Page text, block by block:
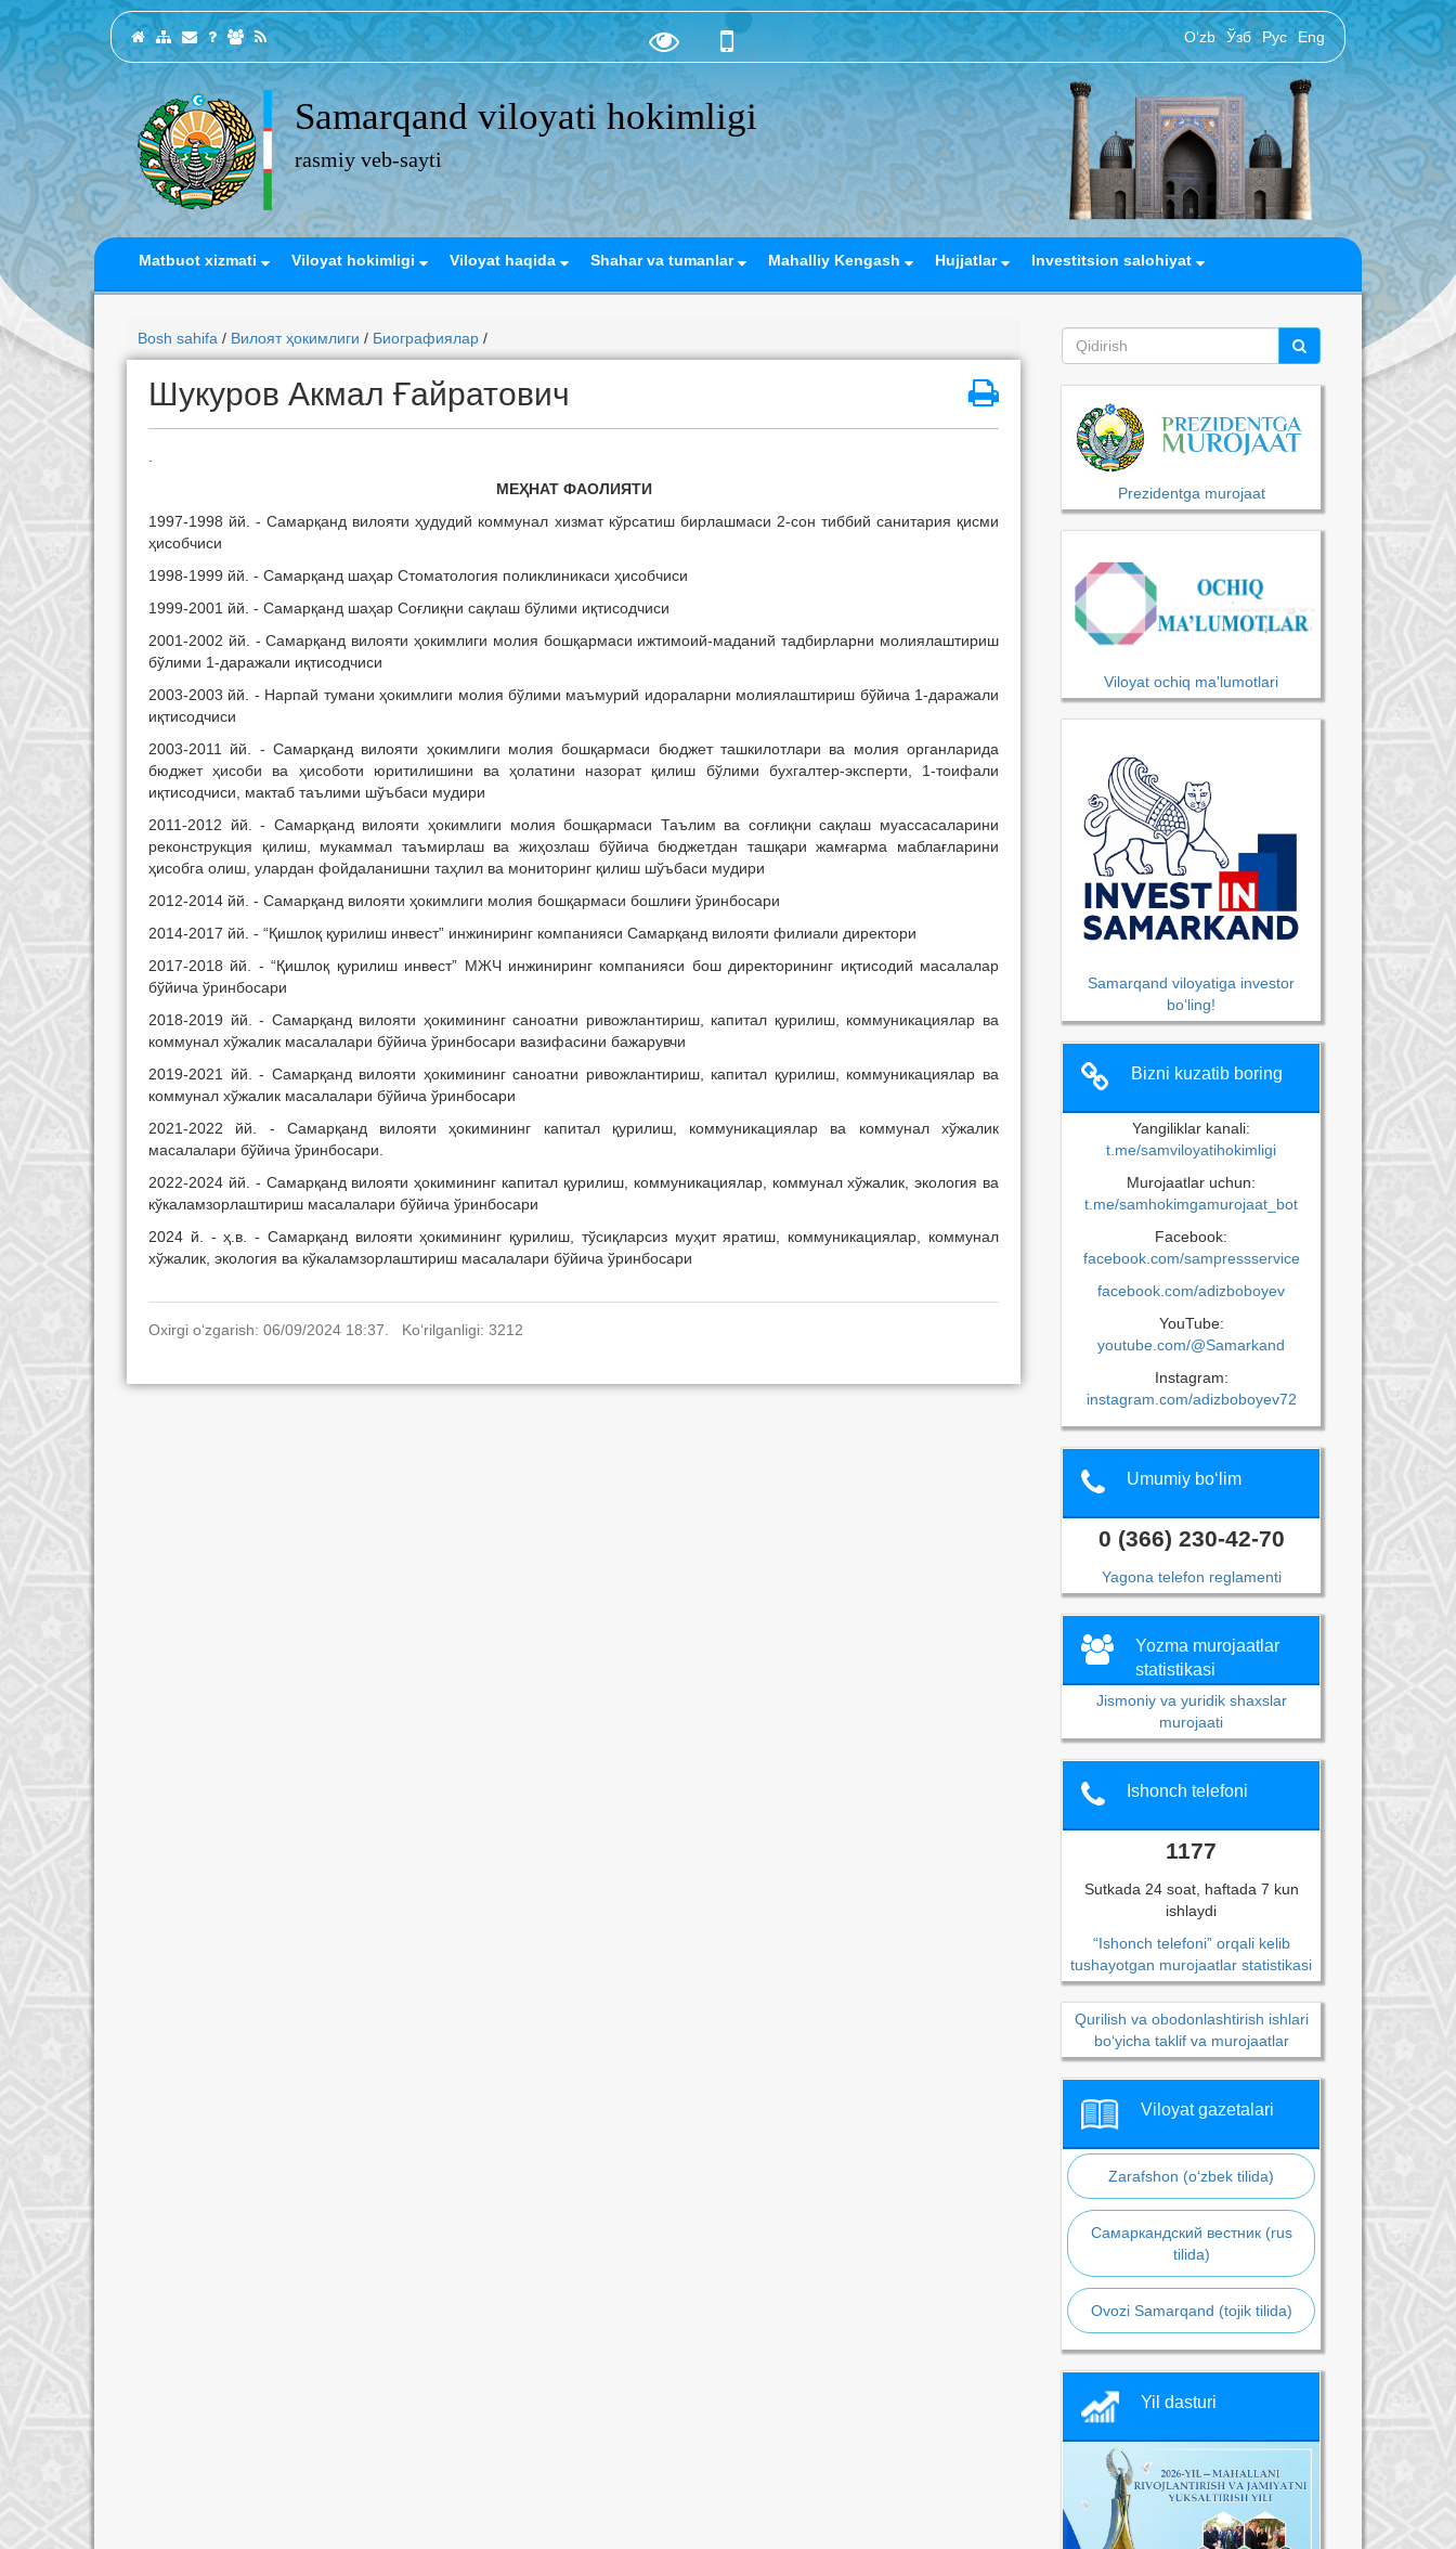
O‘zb Ўзб Рус Eng
Samarqand viloyati hokimligi
rasmiy veb-sayti
Matbuot xizmati Viloyat hokimligi Viloyat haqida Shahar va tumanlar Mahalliy Kengash Hujjatlar Investitsion salohiyat
Bosh sahifa / Вилоят ҳокимлиги / Биографиялар /
Шукуров Акмал Ғайратович
МЕҲНАТ ФАОЛИЯТИ
1997-1998 йй. - Самарқанд вилояти ҳудудий коммунал хизмат кўрсатиш бирлашмаси 2-сон тиббий санитария қисми
ҳисобчиси
1998-1999 йй. - Самарқанд шаҳар Стоматология поликлиникаси ҳисобчиси
1999-2001 йй. - Самарқанд шаҳар Соғлиқни сақлаш бўлими иқтисодчиси
2001-2002 йй. - Самарқанд вилояти ҳокимлиги молия бошқармаси ижтимоий-маданий тадбирларни молиялаштириш
бўлими 1-даражали иқтисодчиси
2003-2003 йй. - Нарпай тумани ҳокимлиги молия бўлими маъмурий идораларни молиялаштириш бўйича 1-даражали
иқтисодчиси
2003-2011 йй. - Самарқанд вилояти ҳокимлиги молия бошқармаси бюджет ташкилотлари ва молия органларида
бюджет ҳисоби ва ҳисоботи юритилишини ва ҳолатини назорат қилиш бўлими бухгалтер-эксперти, 1-тоифали
иқтисодчиси, мактаб таълими шўъбаси мудири
2011-2012 йй. - Самарқанд вилояти ҳокимлиги молия бошқармаси Таълим ва соғлиқни сақлаш муассасаларини
реконструкция қилиш, мукаммал таъмирлаш ва жиҳозлаш бўйича бюджетдан ташқари жамғарма маблағларини
ҳисобга олиш, улардан фойдаланишни таҳлил ва мониторинг қилиш шўъбаси мудири
2012-2014 йй. - Самарқанд вилояти ҳокимлиги молия бошқармаси бошлиғи ўринбосари
2014-2017 йй. - “Қишлоқ қурилиш инвест” инжиниринг компанияси Самарқанд вилояти филиали директори
2017-2018 йй. - “Қишлоқ қурилиш инвест” МЖЧ инжиниринг компанияси бош директорининг иқтисодий масалалар
бўйича ўринбосари
2018-2019 йй. - Самарқанд вилояти ҳокимининг саноатни ривожлантириш, капитал қурилиш, коммуникациялар ва
коммунал хўжалик масалалари бўйича ўринбосари вазифасини бажарувчи
2019-2021 йй. - Самарқанд вилояти ҳокимининг саноатни ривожлантириш, капитал қурилиш, коммуникациялар ва
коммунал хўжалик масалалари бўйича ўринбосари
2021-2022 йй. - Самарқанд вилояти ҳокимининг капитал қурилиш, коммуникациялар ва коммунал хўжалик
масалалари бўйича ўринбосари.
2022-2024 йй. - Самарқанд вилояти ҳокимининг капитал қурилиш, коммуникациялар, коммунал хўжалик, экология ва
кўкаламзорлаштириш масалалари бўйича ўринбосари
2024 й. - ҳ.в. - Самарқанд вилояти ҳокимининг қурилиш, тўсиқларсиз муҳит яратиш, коммуникациялар, коммунал
хўжалик, экология ва кўкаламзорлаштириш масалалари бўйича ўринбосари
Oxirgi o‘zgarish: 06/09/2024 18:37. Ko‘rilganligi: 3212
Prezidentga murojaat
Viloyat ochiq ma'lumotlari
Samarqand viloyatiga investor
bo‘ling!
Bizni kuzatib boring
Yangiliklar kanali:
t.me/samviloyatihokimligi
Murojaatlar uchun:
t.me/samhokimgamurojaat_bot
Facebook:
facebook.com/sampressservice
facebook.com/adizboboyev
YouTube:
youtube.com/@Samarkand
Instagram:
instagram.com/adizboboyev72
Umumiy bo‘lim
0 (366) 230-42-70
Yagona telefon reglamenti
Yozma murojaatlar
statistikasi
Jismoniy va yuridik shaxslar
murojaati
Ishonch telefoni
1177
Sutkada 24 soat, haftada 7 kun
ishlaydi
“Ishonch telefoni” orqali kelib
tushayotgan murojaatlar statistikasi
Qurilish va obodonlashtirish ishlari
bo‘yicha taklif va murojaatlar
Viloyat gazetalari
Zarafshon (o‘zbek tilida)
Самаркандский вестник (rus
tilida)
Ovozi Samarqand (tojik tilida)
Yil dasturi